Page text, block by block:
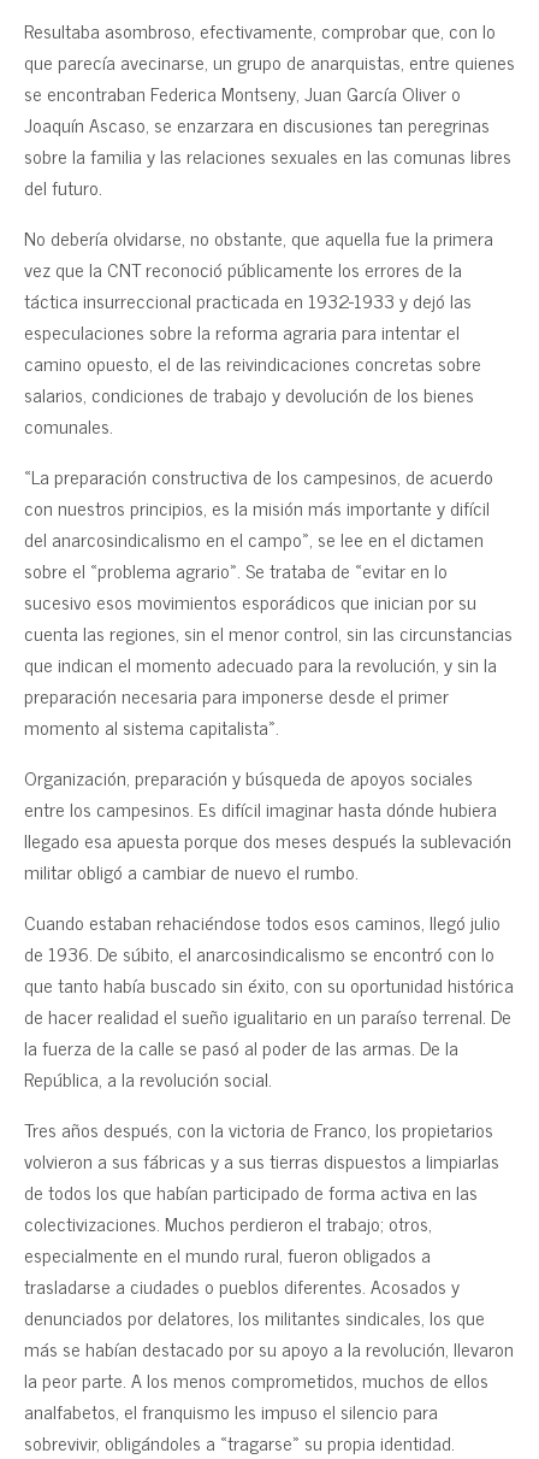
Resultaba asombroso, efectivamente, comprobar que, con lo
que parecía avecinarse, un grupo de anarquistas, entre quienes
se encontraban Federica Montseny, Juan García Oliver o
Joaquín Ascaso, se enzarzara en discusiones tan peregrinas
sobre la familia y las relaciones sexuales en las comunas libres
del futuro.
No debería olvidarse, no obstante, que aquella fue la primera
vez que la CNT reconoció públicamente los errores de la
táctica insurreccional practicada en 1932-1933 y dejó las
especulaciones sobre la reforma agraria para intentar el
camino opuesto, el de las reivindicaciones concretas sobre
salarios, condiciones de trabajo y devolución de los bienes
comunales.
«La preparación constructiva de los campesinos, de acuerdo
con nuestros principios, es la misión más importante y difícil
del anarcosindicalismo en el campo», se lee en el dictamen
sobre el «problema agrario». Se trataba de «evitar en lo
sucesivo esos movimientos esporádicos que inician por su
cuenta las regiones, sin el menor control, sin las circunstancias
que indican el momento adecuado para la revolución, y sin la
preparación necesaria para imponerse desde el primer
momento al sistema capitalista».
Organización, preparación y búsqueda de apoyos sociales
entre los campesinos. Es difícil imaginar hasta dónde hubiera
llegado esa apuesta porque dos meses después la sublevación
militar obligó a cambiar de nuevo el rumbo.
Cuando estaban rehaciéndose todos esos caminos, llegó julio
de 1936. De súbito, el anarcosindicalismo se encontró con lo
que tanto había buscado sin éxito, con su oportunidad histórica
de hacer realidad el sueño igualitario en un paraíso terrenal. De
la fuerza de la calle se pasó al poder de las armas. De la
República, a la revolución social.
Tres años después, con la victoria de Franco, los propietarios
volvieron a sus fábricas y a sus tierras dispuestos a limpiarlas
de todos los que habían participado de forma activa en las
colectivizaciones. Muchos perdieron el trabajo; otros,
especialmente en el mundo rural, fueron obligados a
trasladarse a ciudades o pueblos diferentes. Acosados y
denunciados por delatores, los militantes sindicales, los que
más se habían destacado por su apoyo a la revolución, llevaron
la peor parte. A los menos comprometidos, muchos de ellos
analfabetos, el franquismo les impuso el silencio para
sobrevivir, obligándoles a «tragarse» su propia identidad.